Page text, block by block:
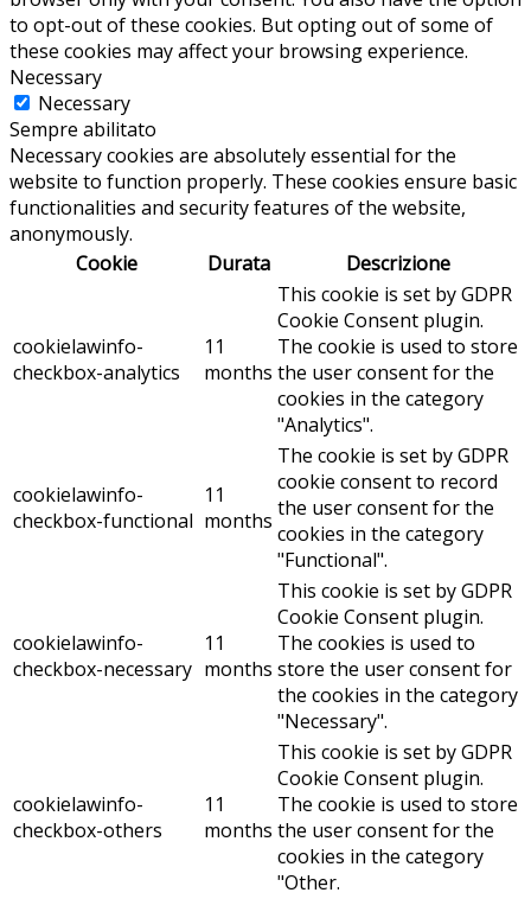
to opt-out of these cookies. But opting out of some of
these cookies may affect your browsing experience.
Necessary
Necessary
Sempre abilitato
Necessary cookies are absolutely essential for the
website to function properly. These cookies ensure basic
functionalities and security features of the website,
anonymously.
Cookie
Durata Descrizione
cookielawinfo-
checkbox-analytics
11
months
This cookie is set by GDPR
Cookie Consent plugin.
The cookie is used to store
the user consent for the
cookies in the category
"Analytics".
cookielawinfo-
checkbox-functional
11
months
The cookie is set by GDPR
cookie consent to record
the user consent for the
cookies in the category
"Functional".
cookielawinfo-
checkbox-necessary
11
months
This cookie is set by GDPR
Cookie Consent plugin.
The cookies is used to
store the user consent for
the cookies in the category
"Necessary".
cookielawinfo-
checkbox-others
11
months
This cookie is set by GDPR
Cookie Consent plugin.
The cookie is used to store
the user consent for the
cookies in the category
"Other.